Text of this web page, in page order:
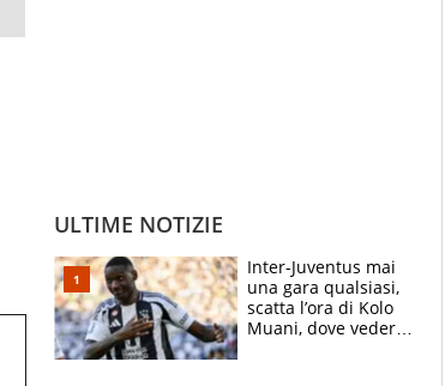
ULTIME NOTIZIE
Inter-Juventus mai
una gara qualsiasi,
scatta l’ora di Kolo
Muani, dove vederla